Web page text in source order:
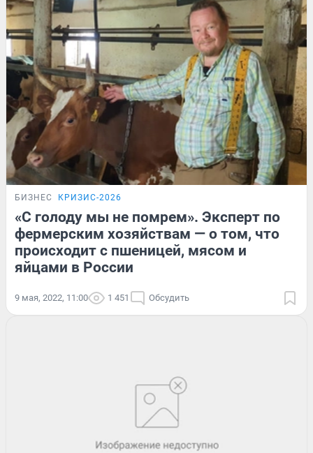
БИЗНЕС КРИЗИС-2026
«С голоду мы не помрем». Эксперт по
фермерским хозяйствам — о том, что
происходит с пшеницей, мясом и
яйцами в России
9 мая, 2022, 11:00 1 451 Обсудить